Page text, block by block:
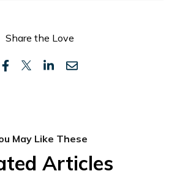
Share the Love
May Like These
Articles